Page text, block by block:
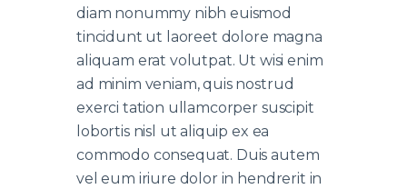
diam nonummy nibh euismod
tincidunt ut laoreet dolore magna
aliquam erat volutpat. Ut wisi enim
ad minim veniam, quis nostrud
exerci tation ullamcorper suscipit
lobortis nisl ut aliquip ex ea
commodo consequat. Duis autem
vel eum iriure dolor in hendrerit in